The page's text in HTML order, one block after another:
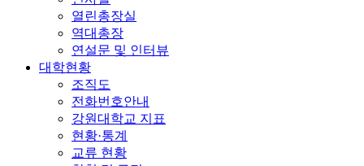
열린총장실
역대총장
연설문 및 인터뷰
대학현황
조직도
전화번호안내
강원대학교 지표
현황·통계
교류 현황